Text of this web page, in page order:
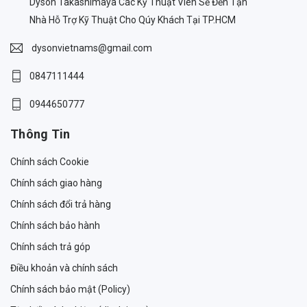
Nhà Hỗ Trợ Kỹ Thuật Cho Qúy Khách Tại TP.HCM
dysonvietnams@gmail.com
0847111444
0944650777
Thông Tin
Chính sách Cookie
Chính sách giao hàng
Chính sách đổi trả hàng
Chính sách bảo hành
Chính sách trả góp
Điều khoản và chính sách
Chính sách bảo mật (Policy)